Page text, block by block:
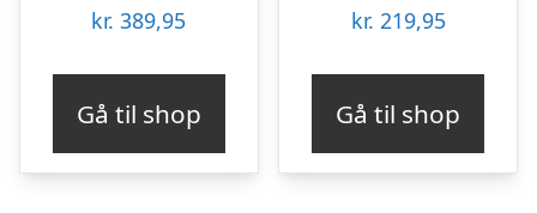
kr. 389,95
Gå til shop
kr. 219,95
Gå til shop